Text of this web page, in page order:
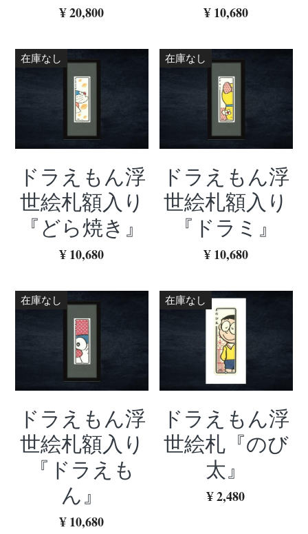
¥ 20,800 ¥ 10,680
在庫なし
ドラえもん浮
世絵札額入り
『どら焼き』
¥ 10,680
在庫なし
ドラえもん浮
世絵札額入り
『ドラミ』
¥ 10,680
在庫なし
ドラえもん浮
世絵札額入り
『ドラえも
ん』
¥ 10,680
在庫なし
ドラえもん浮
世絵札『のび
太』
¥ 2,480